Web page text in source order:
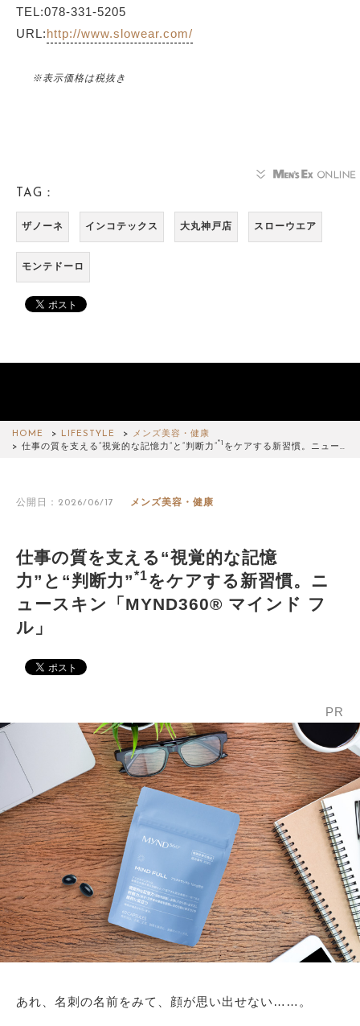
TEL:078-331-5205
URL:http://www.slowear.com/
※表示価格は税抜き
TAG：
ザノーネ インコテックス 大丸神戸店 スローウエア
モンテドーロ
HOME LIFESTYLE
メンズ美容・健康
仕事の質を支える“視覚的な記憶力”と“判断力”*1 をケアする新習慣。ニュー…
公開日：2026/06/17 メンズ美容・健康
仕事の質を支える“視覚的な記憶
力”と“判断力”*1をケアする新習慣。ニ
ュースキン「MYND360® マインド フ
ル」
PR
あれ、名刺の名前をみて、顔が思い出せない……。